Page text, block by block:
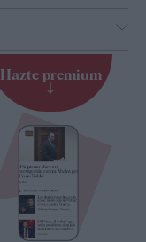
Hazte premium